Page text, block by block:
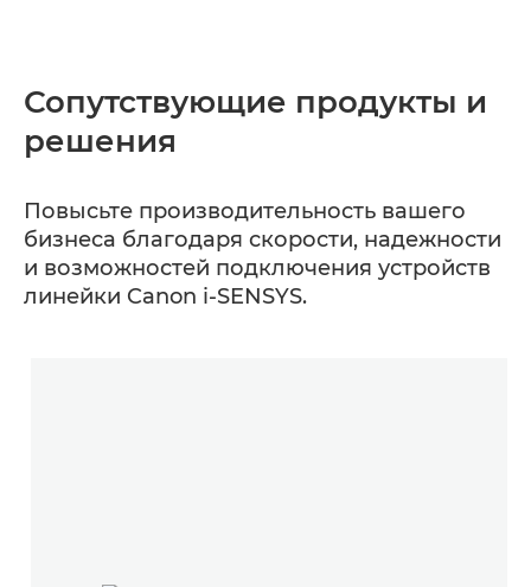
Сопутствующие продукты и
решения
Повысьте производительность вашего
бизнеса благодаря скорости, надежности
и возможностей подключения устройств
линейки Canon i-SENSYS.